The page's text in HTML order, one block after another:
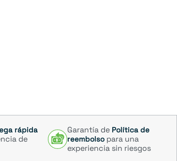
rápida
de
Garantía de Política de
reembolso para una
experiencia sin riesgos